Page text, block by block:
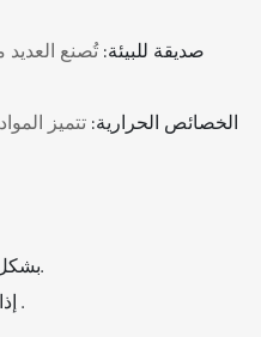
⭐صديقة للبيئة:تُصنع
⭐الخصائص الحرارية:تتميز
بشكل عام، يوفر اختيار مواد الأسطح الصلبة مزيجًا من الجاذبية الجمالية والمتانة والنظافة وسهولة الصيانة، مما يجعلها خيارًا عمليًا لمجموعة متنوعة من التطبيقات السكنية والتجارية.
.